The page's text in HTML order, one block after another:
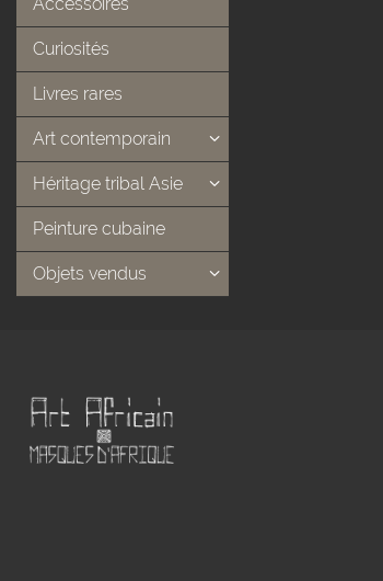
Curiosités
Livres rares
Art contemporain
Héritage tribal Asie
Peinture cubaine
Objets vendus